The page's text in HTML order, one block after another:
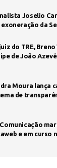
Joselio
exoneração da
do TRE,
de João
Moura lança
de
e em curso